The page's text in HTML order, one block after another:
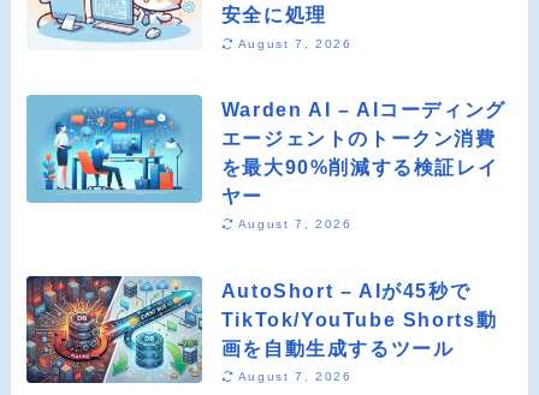
安全に処理
August 7, 2026
Warden AI – AIコーディング
エージェントのトークン消費
を最大90%削減する検証レイ
ヤー
August 7, 2026
AutoShort – AIが45秒で
TikTok/YouTube Shorts動
画を自動生成するツール
August 7, 2026